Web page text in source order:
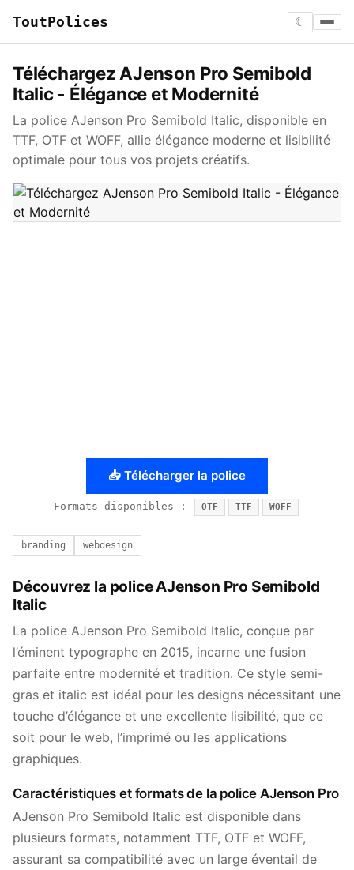
ToutPolices ☾
Téléchargez AJenson Pro Semibold
Italic - Élégance et Modernité
La police AJenson Pro Semibold Italic, disponible en
TTF, OTF et WOFF, allie élégance moderne et lisibilité
optimale pour tous vos projets créatifs.
📥 Télécharger la police
Formats disponibles : OTF TTF WOFF
branding webdesign
Découvrez la police AJenson Pro Semibold
Italic
La police AJenson Pro Semibold Italic, conçue par
l’éminent typographe en 2015, incarne une fusion
parfaite entre modernité et tradition. Ce style semi-
gras et italic est idéal pour les designs nécessitant une
touche d’élégance et une excellente lisibilité, que ce
soit pour le web, l’imprimé ou les applications
graphiques.
Caractéristiques et formats de la police AJenson Pro
AJenson Pro Semibold Italic est disponible dans
plusieurs formats, notamment TTF, OTF et WOFF,
assurant sa compatibilité avec un large éventail de